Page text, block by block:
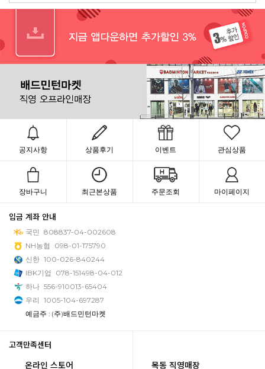
공지사항 상품후기 이벤트 관심상품
장바구니 최근본상품 주문조회 마이페이지
입금 계좌 안내
국민 808837-04-002608
NH농협
098-01-175790
신한 100-026-840244
IBK기업
078-151498-04-012
하나 556-910013-65404
우리 1005-104-697287
예금주 : (주)배드민턴마켓
고객만족센터
온라인 스토어
목동 직영매장